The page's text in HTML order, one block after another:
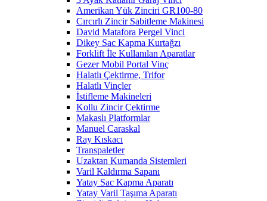
Amerikan Yük Zinciri GR100-80
Cırcırlı Zincir Sabitleme Makinesi
David Matafora Pergel Vinci
Dikey Sac Kapma Kurtağzı
Forklift İle Kullanılan Aparatlar
Gezer Mobil Portal Vinç
Halatlı Çektirme, Trifor
Halatlı Vinçler
İstifleme Makineleri
Kollu Zincir Çektirme
Makaslı Platformlar
Manuel Caraskal
Ray Kıskacı
Transpaletler
Uzaktan Kumanda Sistemleri
Varil Kaldırma Sapanı
Yatay Sac Kapma Aparatı
Yatay Varil Taşıma Aparatı